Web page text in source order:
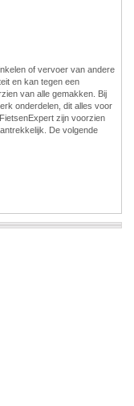
of vervoer van andere
en kan tegen een
van alle gemakken. Bij
onderdelen, dit alles voor
zijn voorzien
De volgende